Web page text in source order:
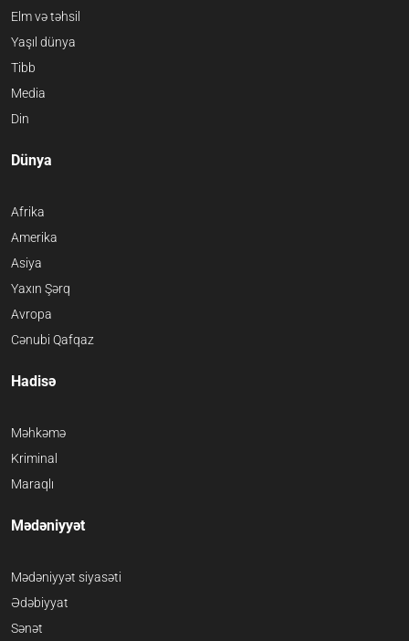
Elm və təhsil
Yaşıl dünya
Tibb
Media
Din
Dünya
Afrika
Amerika
Asiya
Yaxın Şərq
Avropa
Cənubi Qafqaz
Hadisə
Məhkəmə
Kriminal
Maraqlı
Mədəniyyət
Mədəniyyət siyasəti
Ədəbiyyat
Sənət